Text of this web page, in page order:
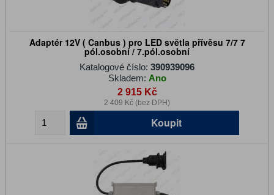
Adaptér 12V ( Canbus ) pro LED světla přívěsu 7/7 7
pól.osobní / 7.pól.osobní
Katalogové číslo: 390939096
Skladem: Ano
2 915 Kč
2 409 Kč (bez DPH)
Koupit